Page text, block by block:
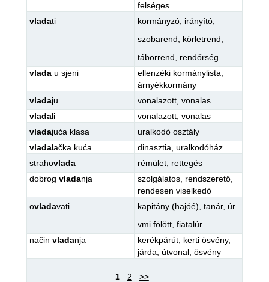
felséges
vladati kormányzó, irányító,
szobarend
körletrend
táborrend
rendőrség
vladau sjeni ellenzéki kormánylista
árnyékkormány
vladaju vonalazott, vonalas
vladali vonalazott, vonalas
vladajuća klasa
uralkodó osztály
vladalačka kuća dinasztia uralkodóház
strahovlada rémület, rettegés
dobrog vladanja szolgálatos, rendszerető,
rendesen viselkedő
ovladavati kapitány (hajóé) tanár, úr
vmi fölött, fiatalúr
način vladanja kerékpárút, kerti ösvény,
járda
útvonal, ösvény
1 2 >>